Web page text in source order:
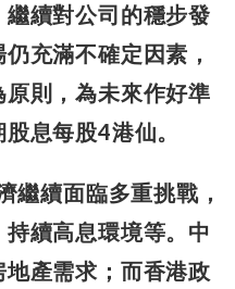
續對公司的穩步發
充滿不確定因素，
則，為未來作好準
息每股4港仙。
繼續面臨多重挑戰，
續高息環境等。中
產需求；而香港政